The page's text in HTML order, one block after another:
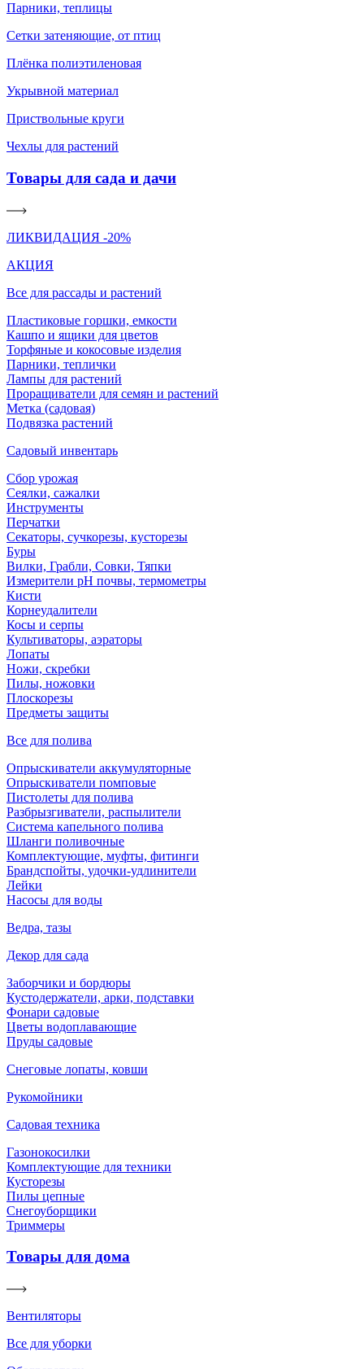
Парники, теплицы
Сетки затеняющие, от птиц
Плёнка полиэтиленовая
Укрывной материал
Приствольные круги
Чехлы для растений
Товары для сада и дачи
ЛИКВИДАЦИЯ -20%
АКЦИЯ
Все для рассады и растений
Пластиковые горшки, емкости
Кашпо и ящики для цветов
Торфяные и кокосовые изделия
Парники, теплички
Лампы для растений
Проращиватели для семян и растений
Метка (садовая)
Подвязка растений
Садовый инвентарь
Сбор урожая
Сеялки, сажалки
Инструменты
Перчатки
Секаторы, сучкорезы, кусторезы
Буры
Вилки, Грабли, Совки, Тяпки
Измерители pH почвы, термометры
Кисти
Корнеудалители
Косы и серпы
Культиваторы, аэраторы
Лопаты
Ножи, скребки
Пилы, ножовки
Плоскорезы
Предметы защиты
Все для полива
Опрыскиватели аккумуляторные
Опрыскиватели помповые
Пистолеты для полива
Разбрызгиватели, распылители
Система капельного полива
Шланги поливочные
Комплектующие, муфты, фитинги
Брандспойты, удочки-удлинители
Лейки
Насосы для воды
Ведра, тазы
Декор для сада
Заборчики и бордюры
Кустодержатели, арки, подставки
Фонари садовые
Цветы водоплавающие
Пруды садовые
Снеговые лопаты, ковши
Рукомойники
Садовая техника
Газонокосилки
Комплектующие для техники
Кусторезы
Пилы цепные
Снегоуборщики
Триммеры
Товары для дома
Вентиляторы
Все для уборки